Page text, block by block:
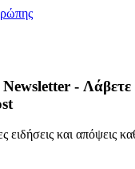
- Λάβετε
ειδήσεις και απόψεις